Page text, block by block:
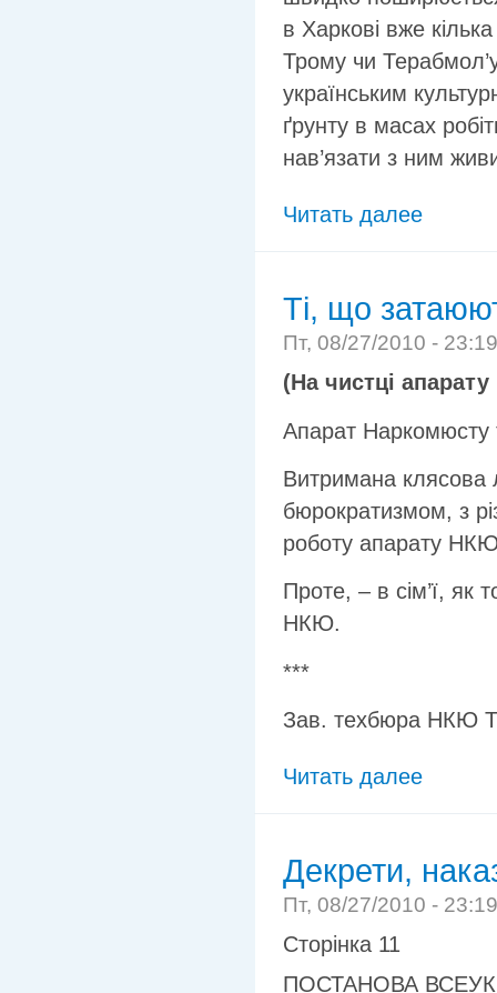
в Харкові вже
Трому чи
українським
ґрунту в масах
нав’язати з ним
Читать далее
Ті, що
Пт, 08/27/2010 -
(На чистці
Апарат Наркомюсту
Витримана клясова
бюрократизмом, з
роботу апарату
Проте, – в сім’ї, як
НКЮ.
***
Зав. техбюра НКЮ
Читать далее
Декрети,
Пт, 08/27/2010 -
Сторінка 11
ПОСТАНОВА